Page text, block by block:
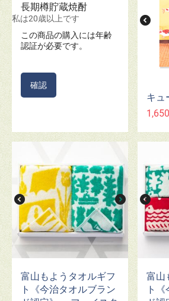
長期樽貯蔵焼酎
私は20歳以上です
この商品の購入には年齢
認証が必要です。
確認
キュ
1,650
富山もようタオルギフ
ト《今治タオルブラン
富山
ト